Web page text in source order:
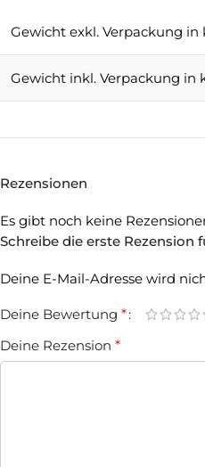
Gewicht exkl. Verpackung in
Gewicht inkl. Verpackung in
Rezensionen
Es gibt noch keine
Schreibe die erste Rezension
Deine E-Mail-Adresse wird
Deine Bewertung *
Deine Rezension *